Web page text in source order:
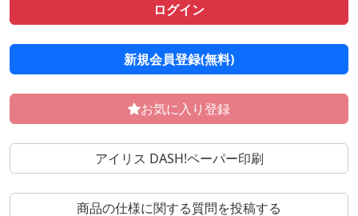
ログイン
新規会員登録(無料)
お気に入り登録
アイリス DASH!ペーパー印刷
商品の仕様に関する質問を投稿する